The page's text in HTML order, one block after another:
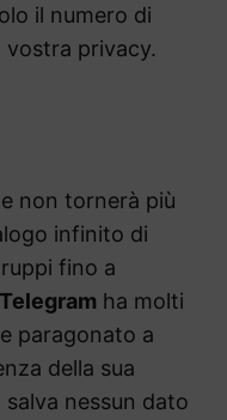
il numero di
vostra privacy.
non tornerà più
infinito di
fino a
Telegram ha molti
paragonato a
della sua
salva nessun dato